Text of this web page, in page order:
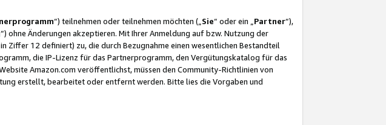
“) teilnehmen oder teilnehmen möchten („Sie“ oder ein „Partner“),
“) ohne Änderungen akzeptieren. Mit Ihrer Anmeldung auf bzw. Nutzung der
Ziffer 12 definiert) zu, die durch Bezugnahme einen wesentlichen Bestandteil
die IP-Lizenz für das Partnerprogramm, den Vergütungskatalog für das
Amazon.com veröffentlichst, müssen den Community-Richtlinien von
erstellt, bearbeitet oder entfernt werden. Bitte lies die Vorgaben und